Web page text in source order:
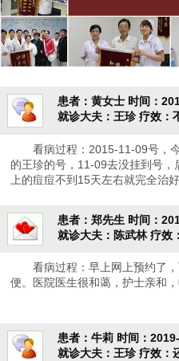
患者：黄女士 时间：
就诊大夫：王珍 疗效：
看病过程：2015-11-09号，
的王珍的号，11-09去没挂到号
上的痘痘不到15天左右就完全治
患者：郑先生 时间：
就诊大夫：陈武林 疗效
看病过程：早上网上预约了
便。医院医生很和蔼，护士亲和
患者：牛莉 时间：
就诊大夫：王珍 疗效：